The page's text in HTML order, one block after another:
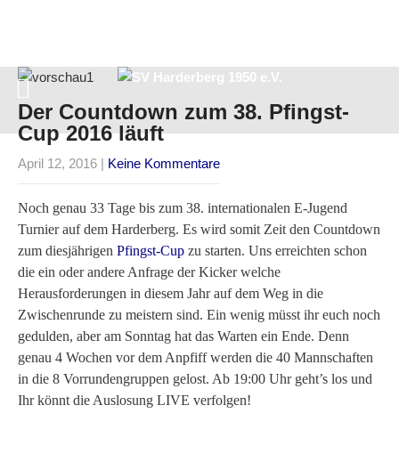
Der Countdown zum 38. Pfingst-
Cup 2016 läuft
April 12, 2016 | Keine Kommentare
Noch genau 33 Tage bis zum 38. internationalen E-Jugend
Turnier auf dem Harderberg. Es wird somit Zeit den Countdown
zum diesjährigen Pfingst-Cup zu starten. Uns erreichten schon
die ein oder andere Anfrage der Kicker welche
Herausforderungen in diesem Jahr auf dem Weg in die
Zwischenrunde zu meistern sind. Ein wenig müsst ihr euch noch
gedulden, aber am Sonntag hat das Warten ein Ende. Denn
genau 4 Wochen vor dem Anpfiff werden die 40 Mannschaften
in die 8 Vorrundengruppen gelost. Ab 19:00 Uhr geht’s los und
Ihr könnt die Auslosung LIVE verfolgen!